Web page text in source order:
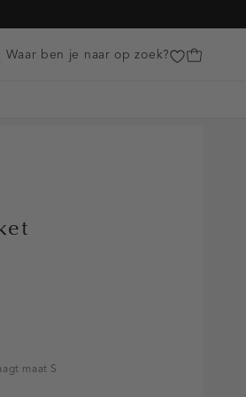
Customer Care
Waar ben je naar op zoek?
maat S